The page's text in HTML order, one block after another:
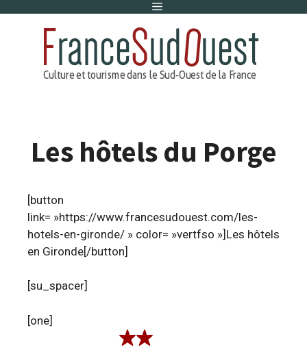
Menu
Les hôtels du Porge
[button
link= »https://www.francesudouest.com/les-
hotels-en-gironde/ » color= »vertfso »]Les hôtels
en Gironde[/button]
[su_spacer]
[one]